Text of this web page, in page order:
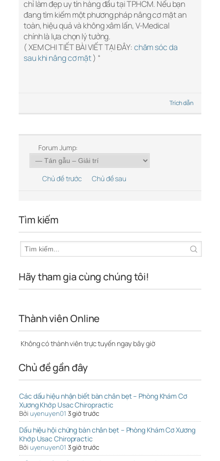
chỉ làm đẹp uy tín hàng đầu tại TP.HCM. Nếu bạn
đang tìm kiếm một phương pháp nâng cơ mặt an
toàn, hiệu quả và không xâm lấn, V-Medical
chính là lựa chọn lý tưởng.
( XEM CHI TIẾT BÀI VIẾT TẠI ĐÂY: chăm sóc da
sau khi nâng cơ mặt) “
Trích dẫn
Forum Jump:
Chủ đề trước Chủ đề sau
Tìm kiếm
Hãy tham gia cùng chúng tôi!
Thành viên Online
Không có thành viên trực tuyến ngay bây giờ
Chủ đề gần đây
Các dấu hiệu nhận biết bàn chân bẹt – Phòng Khám Cơ
Xương Khớp Usac Chiropractic
Bởi uyenuyen01 3 giờ trước
Dấu hiệu hội chứng bàn chân bẹt – Phòng Khám Cơ Xương
Khớp Usac Chiropractic
Bởi uyenuyen01 3 giờ trước